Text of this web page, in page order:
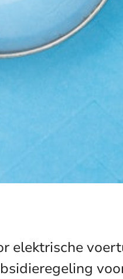
elektrische